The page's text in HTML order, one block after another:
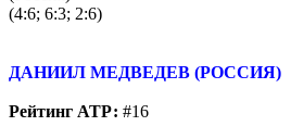
(4:6; 6:3; 2:6)
ДАНИИЛ МЕДВЕДЕВ (РОССИЯ)
Рейтинг АТР: #16